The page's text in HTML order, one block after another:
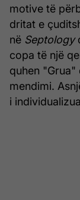
motive të
dritat e
në Septology
copa të një
quhen
mendimi.
i